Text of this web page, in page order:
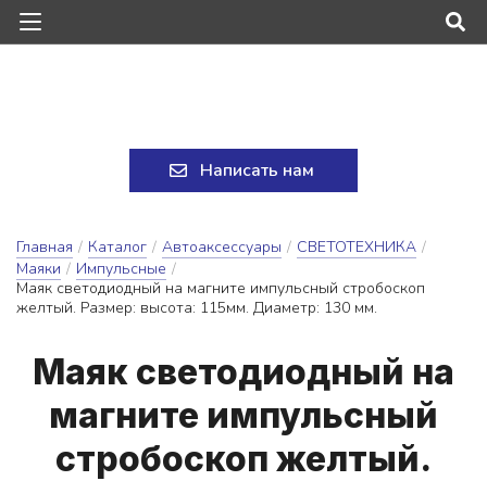
Написать нам
Главная / Каталог / Автоаксессуары / СВЕТОТЕХНИКА /
Маяки / Импульсные /
Маяк светодиодный на магните импульсный стробоскоп
желтый. Размер: высота: 115мм. Диаметр: 130 мм.
Ма­як све­то­ди­од­ный на
маг­ни­те им­пуль­сный
стро­бос­коп жел­тый.